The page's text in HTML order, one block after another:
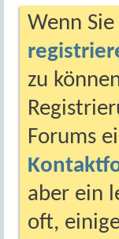
Wenn
zu
Forums
aber ein
oft,